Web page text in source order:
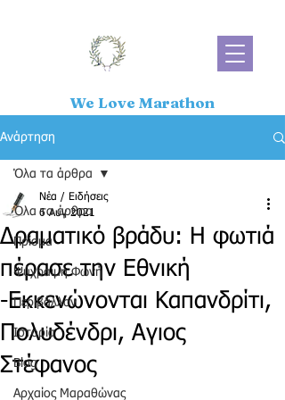
We Love Marathon
Ανάρτηση
Όλα τα άρθρα
Πρίσμα
Ψύχραιμη Φωνή
Περιβάλλον
Ιστορία
Blog
Αρχαίος Μαραθώνας
Όλα τα άρθρα
Δραματικό βράδυ: Η φωτιά
πέρασε την Εθνική
-Εκκενώνονται Καπανδρίτι,
Πολυδένδρι, Αγιος
Στέφανος
Νέα / Ειδήσεις
6 Αυγ 2021